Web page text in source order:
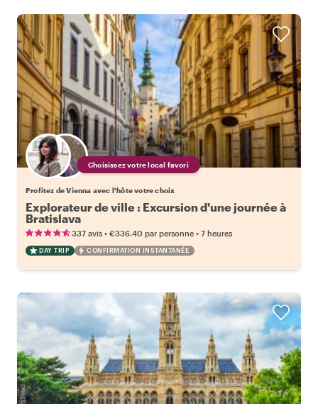
Choisissez votre local favori
Profitez de Vienna avec l'hôte votre choix
Explorateur de ville : Excursion d'une journée à
Bratislava
337 avis • €336.40 par personne • 7 heures
DAY TRIP CONFIRMATION INSTANTANÉE